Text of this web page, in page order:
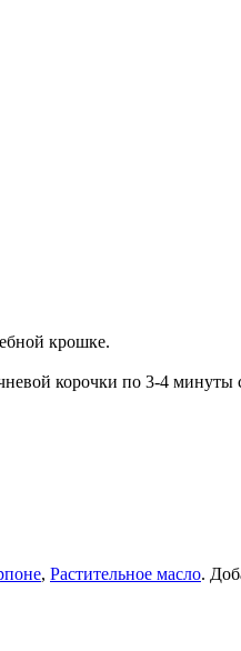
крошке.
корочки по 3-4
, Растительное масло.